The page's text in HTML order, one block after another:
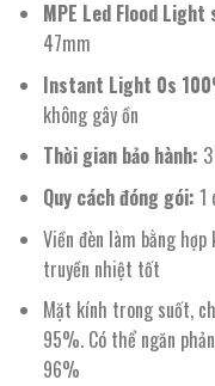
MPE Led Flood Light
47mm
Instant Light 0s
không gây ồn
Thời gian bảo hành:
Quy cách đóng gói: 1
Viền đèn làm bằng
truyền nhiệt tốt
Mặt kính trong suốt,
95%. Có thể ngăn
96%